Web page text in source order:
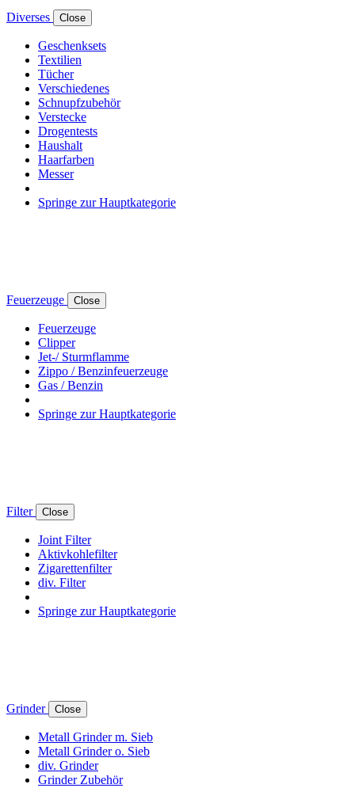
Diverses Close
Geschenksets
Textilien
Tücher
Verschiedenes
Schnupfzubehör
Verstecke
Drogentests
Haushalt
Haarfarben
Messer
Springe zur Hauptkategorie
Feuerzeuge Close
Feuerzeuge
Clipper
Jet-/ Sturmflamme
Zippo / Benzinfeuerzeuge
Gas / Benzin
Springe zur Hauptkategorie
Filter Close
Joint Filter
Aktivkohlefilter
Zigarettenfilter
div. Filter
Springe zur Hauptkategorie
Grinder Close
Metall Grinder m. Sieb
Metall Grinder o. Sieb
div. Grinder
Grinder Zubehör